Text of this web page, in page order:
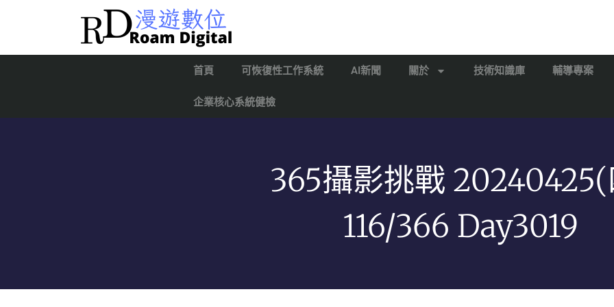
首頁 可恢復性工作系統 AI新聞 關於 技術知識庫 輔導專案
企業核心系統健檢
365攝影挑戰
116/366 Day3019